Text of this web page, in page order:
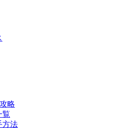
略
覧
方法